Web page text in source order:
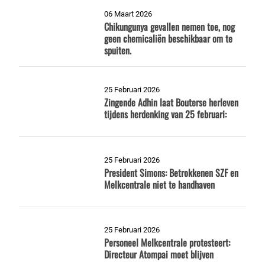
06 Maart 2026
Chikungunya gevallen nemen toe, nog
geen chemicaliën beschikbaar om te
spuiten.
25 Februari 2026
Zingende Adhin laat Bouterse herleven
tijdens herdenking van 25 februari:
25 Februari 2026
President Simons: Betrokkenen SZF en
Melkcentrale niet te handhaven
25 Februari 2026
Personeel Melkcentrale protesteert:
Directeur Atompai moet blijven